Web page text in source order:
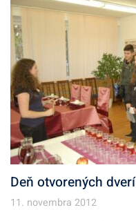
Deň otvorených dverí
11. novembra 2012